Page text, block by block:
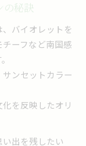
の秘訣
バイオレットを
ーフなど南国感
ンセットカラー
を反映したオリ
出を残したい